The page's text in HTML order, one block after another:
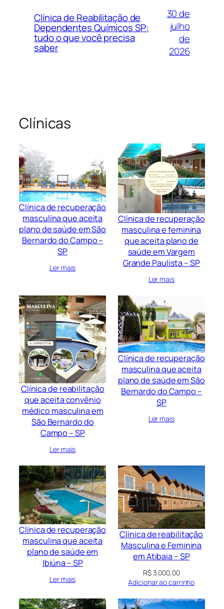
Clínica de Reabilitação de
Dependentes Químicos SP:
tudo o que você precisa
saber
30 de
julho
de
2026
Clínicas
Clínica de recuperação
masculina que aceita
plano de saúde em São
Bernardo do Campo –
SP
Ler mais
Clínica de recuperação
masculina e feminina
que aceita plano de
saúde em Vargem
Grande Paulista – SP
Ler mais
Clínica de reabilitação
que aceita convênio
médico masculina em
São Bernardo do
Campo – SP
Ler mais
Clínica de recuperação
masculina que aceita
plano de saúde em Sâo
Bernardo do Campo –
SP
Ler mais
Clínica de recuperação
masculina que aceita
plano de saúde em
Ibiúna – SP
Ler mais
Clínica de reabilitação
Masculina e Feminina
em Atibaia – SP
R$3.000,00
Adicionar ao carrinho